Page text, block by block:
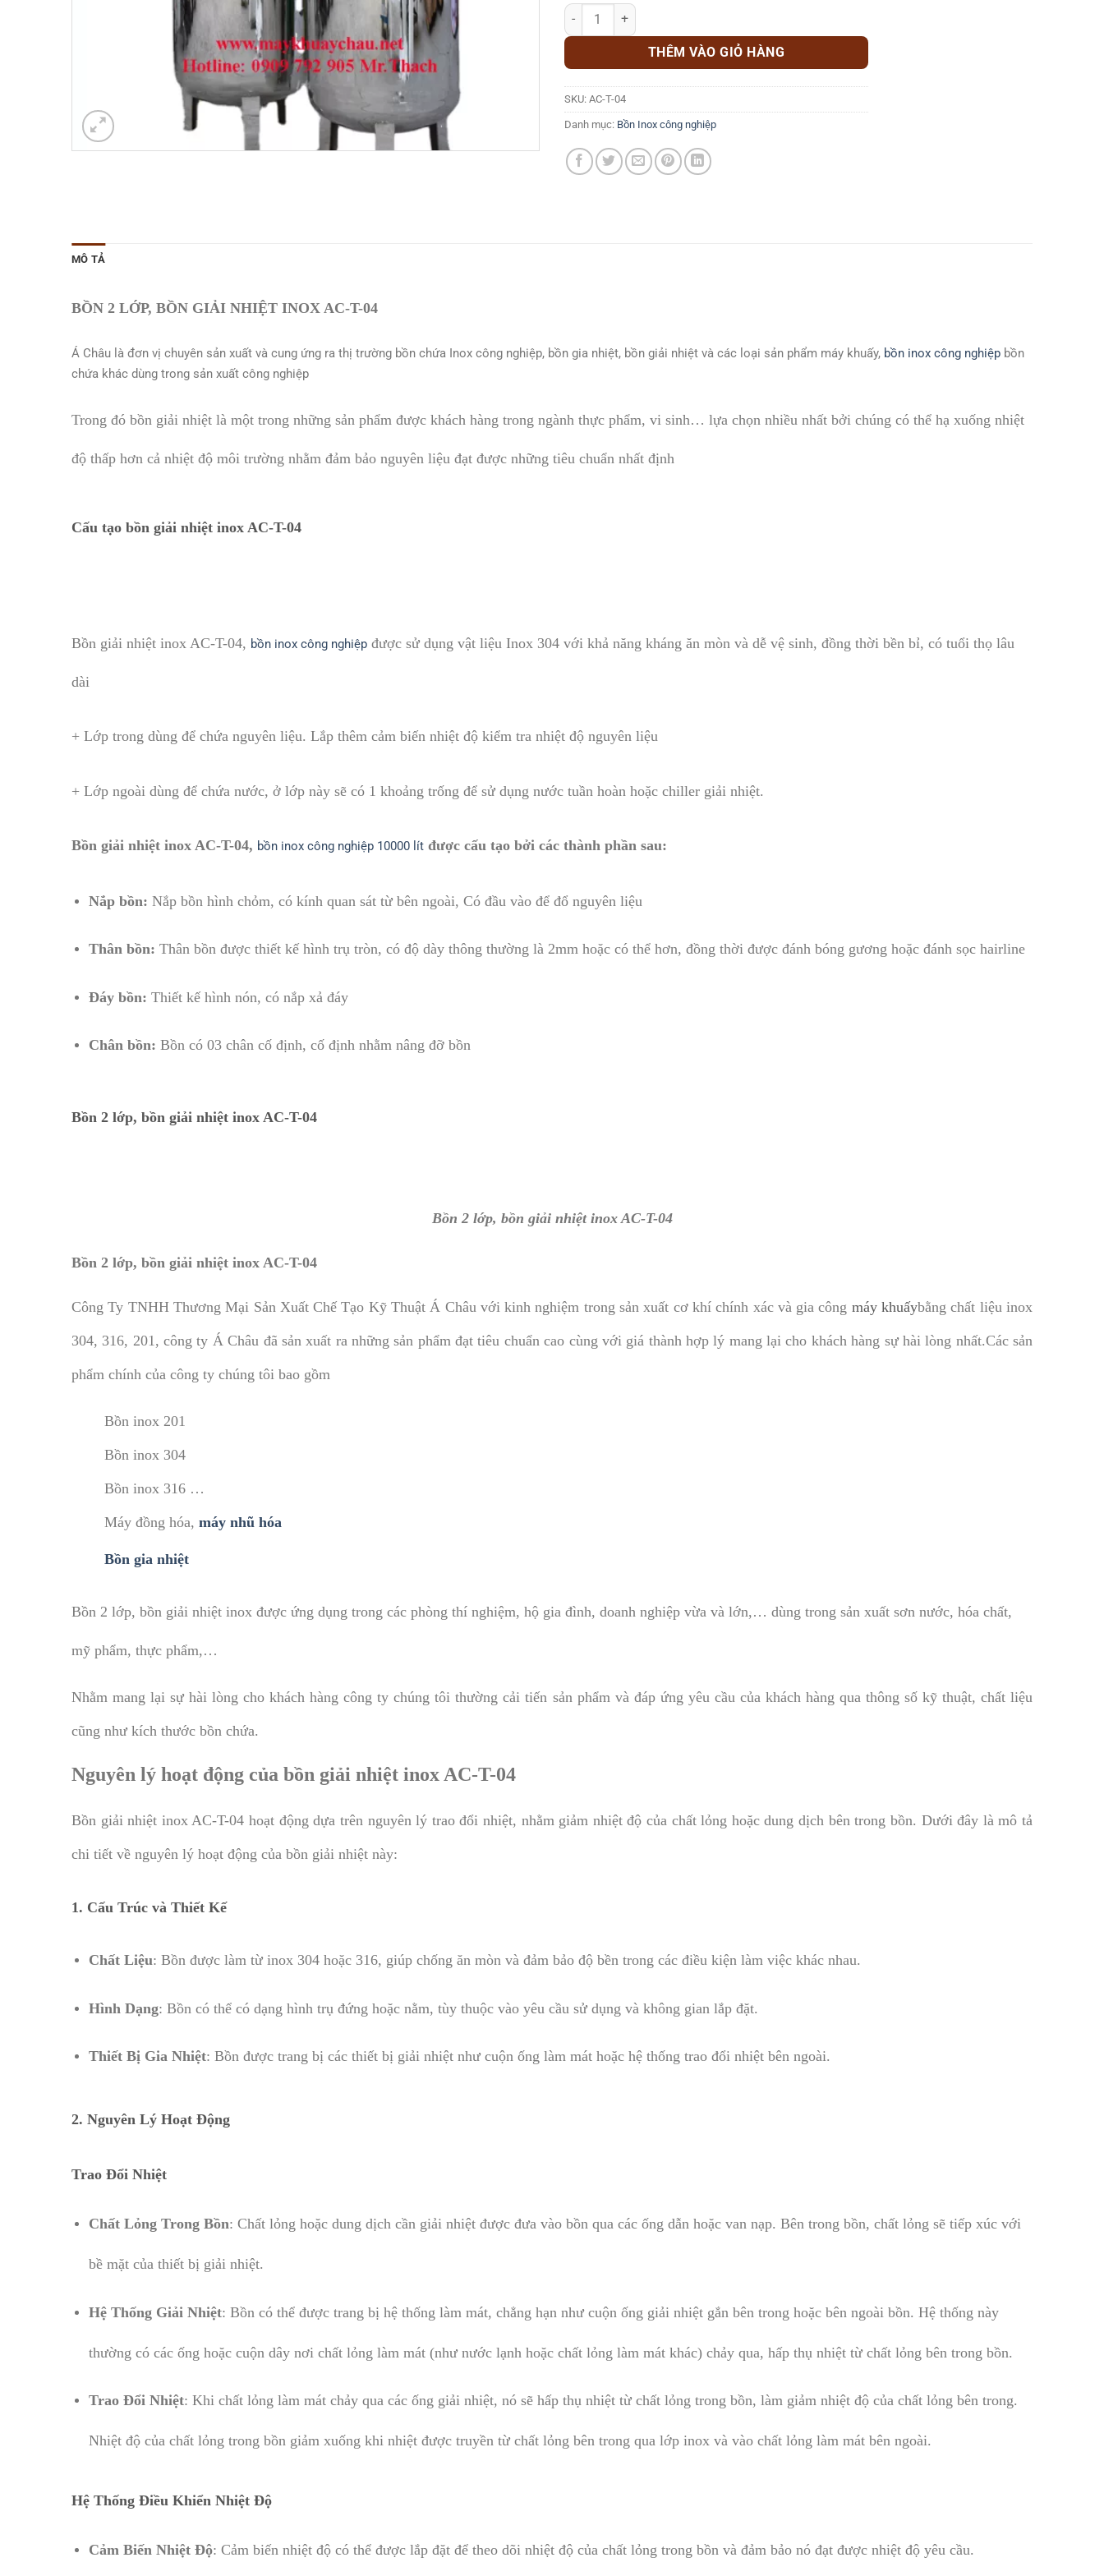
Bồn 2 lớp, bồn giải nhiệt inox AC-T-04 số lượng
THÊM VÀO GIỎ HÀNG
SKU: AC-T-04
Danh mục: Bồn Inox công nghiệp
MÔ TẢ
BỒN 2 LỚP, BỒN GIẢI NHIỆT INOX AC-T-04
Á Châu là đơn vị chuyên sản xuất và cung ứng ra thị trường bồn chứa Inox công nghiệp, bồn gia nhiệt, bồn giải nhiệt và các loại sản phẩm máy khuấy, bồn inox công nghiệp bồn
chứa khác dùng trong sản xuất công nghiệp
Trong đó bồn giải nhiệt là một trong những sản phẩm được khách hàng trong ngành thực phẩm, vi sinh… lựa chọn nhiều nhất bởi chúng có thể hạ xuống nhiệt
độ thấp hơn cả nhiệt độ môi trường nhằm đảm bảo nguyên liệu đạt được những tiêu chuẩn nhất định
Cấu tạo bồn giải nhiệt inox AC-T-04​
Bồn giải nhiệt inox AC-T-04​, bồn inox công nghiệp được sử dụng vật liệu Inox 304 với khả năng kháng ăn mòn và dễ vệ sinh, đồng thời bền bỉ, có tuổi thọ lâu
dài
+ Lớp trong dùng để chứa nguyên liệu. Lắp thêm cảm biến nhiệt độ kiểm tra nhiệt độ nguyên liệu
+ Lớp ngoài dùng để chứa nước, ở lớp này sẽ có 1 khoảng trống để sử dụng nước tuần hoàn hoặc chiller giải nhiệt.
Bồn giải nhiệt inox AC-T-04​, bồn inox công nghiệp 10000 lít được cấu tạo bởi các thành phần sau:
Nắp bồn: Nắp bồn hình chỏm, có kính quan sát từ bên ngoài, Có đầu vào để đổ nguyên liệu
Thân bồn: Thân bồn được thiết kế hình trụ tròn, có độ dày thông thường là 2mm hoặc có thể hơn, đồng thời được đánh bóng gương hoặc đánh sọc hairline
Đáy bồn: Thiết kế hình nón, có nắp xả đáy
Chân bồn: Bồn có 03 chân cố định, cố định nhằm nâng đỡ bồn
Bồn 2 lớp, bồn giải nhiệt inox AC-T-04​
Bồn 2 lớp, bồn giải nhiệt inox AC-T-04
Bồn 2 lớp, bồn giải nhiệt inox AC-T-04
Công Ty TNHH Thương Mại Sản Xuất Chế Tạo Kỹ Thuật Á Châu với kinh nghiệm trong sản xuất cơ khí chính xác và gia công máy khuấybằng chất liệu inox
304, 316, 201, công ty Á Châu đã sản xuất ra những sản phẩm đạt tiêu chuẩn cao cùng với giá thành hợp lý mang lại cho khách hàng sự hài lòng nhất.Các sản
phẩm chính của công ty chúng tôi bao gồm
Bồn inox 201
Bồn inox 304
Bồn inox 316 …
Máy đồng hóa, máy nhũ hóa
Bồn gia nhiệt
​Bồn 2 lớp, bồn giải nhiệt inox được ứng dụng trong các phòng thí nghiệm, hộ gia đình, doanh nghiệp vừa và lớn,… dùng trong sản xuất sơn nước, hóa chất,
mỹ phẩm, thực phẩm,…
Nhằm mang lại sự hài lòng cho khách hàng công ty chúng tôi thường cải tiến sản phẩm và đáp ứng yêu cầu của khách hàng qua thông số kỹ thuật, chất liệu
cũng như kích thước bồn chứa.
Nguyên lý hoạt động của bồn giải nhiệt inox AC-T-04
Bồn giải nhiệt inox AC-T-04 hoạt động dựa trên nguyên lý trao đổi nhiệt, nhằm giảm nhiệt độ của chất lỏng hoặc dung dịch bên trong bồn. Dưới đây là mô tả
chi tiết về nguyên lý hoạt động của bồn giải nhiệt này:
1. Cấu Trúc và Thiết Kế
Chất Liệu: Bồn được làm từ inox 304 hoặc 316, giúp chống ăn mòn và đảm bảo độ bền trong các điều kiện làm việc khác nhau.
Hình Dạng: Bồn có thể có dạng hình trụ đứng hoặc nằm, tùy thuộc vào yêu cầu sử dụng và không gian lắp đặt.
Thiết Bị Gia Nhiệt: Bồn được trang bị các thiết bị giải nhiệt như cuộn ống làm mát hoặc hệ thống trao đổi nhiệt bên ngoài.
2. Nguyên Lý Hoạt Động
Trao Đổi Nhiệt
Chất Lỏng Trong Bồn: Chất lỏng hoặc dung dịch cần giải nhiệt được đưa vào bồn qua các ống dẫn hoặc van nạp. Bên trong bồn, chất lỏng sẽ tiếp xúc với
bề mặt của thiết bị giải nhiệt.
Hệ Thống Giải Nhiệt: Bồn có thể được trang bị hệ thống làm mát, chẳng hạn như cuộn ống giải nhiệt gắn bên trong hoặc bên ngoài bồn. Hệ thống này
thường có các ống hoặc cuộn dây nơi chất lỏng làm mát (như nước lạnh hoặc chất lỏng làm mát khác) chảy qua, hấp thụ nhiệt từ chất lỏng bên trong bồn.
Trao Đổi Nhiệt: Khi chất lỏng làm mát chảy qua các ống giải nhiệt, nó sẽ hấp thụ nhiệt từ chất lỏng trong bồn, làm giảm nhiệt độ của chất lỏng bên trong.
Nhiệt độ của chất lỏng trong bồn giảm xuống khi nhiệt được truyền từ chất lỏng bên trong qua lớp inox và vào chất lỏng làm mát bên ngoài.
Hệ Thống Điều Khiển Nhiệt Độ
Cảm Biến Nhiệt Độ: Cảm biến nhiệt độ có thể được lắp đặt để theo dõi nhiệt độ của chất lỏng trong bồn và đảm bảo nó đạt được nhiệt độ yêu cầu.